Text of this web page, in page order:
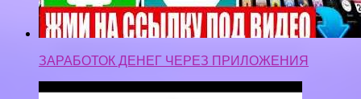
ЗАРАБОТОК ДЕНЕГ ЧЕРЕЗ ПРИЛОЖЕНИЯ